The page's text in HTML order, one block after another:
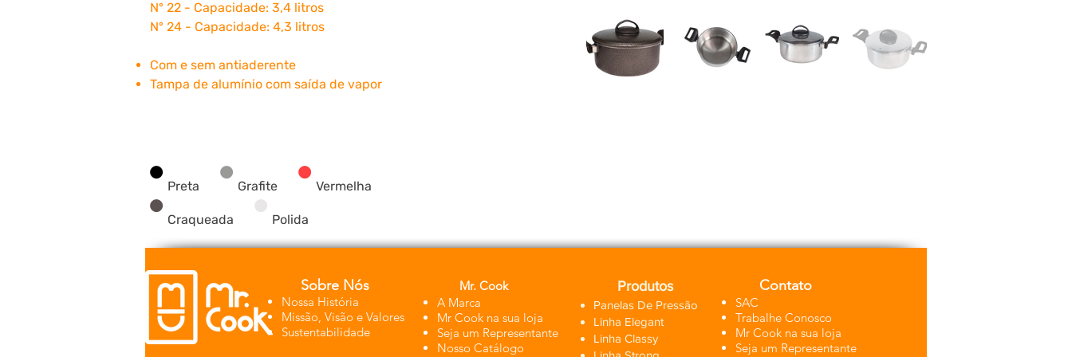
Nº 22 - Capacidade: 3,4 litros
Nº 24 - Capacidade: 4,3 litros
Com e sem antiaderente
Tampa de alumínio com saída de vapor
• Preta • Grafite • Vermelha
• Craqueada •Polida
Sobre Nós
Nossa História
Missão, Visão e Valores
Sustentabilidade
Mr. Cook
A Marca
Mr Cook na sua loja
Seja um Representante
Nosso Catálogo
Produtos
Panelas De Pressão
Linha Elegant
Linha Classy
Contato
SAC
Trabalhe Conosco
Mr Cook na sua loja
Seja um Representante